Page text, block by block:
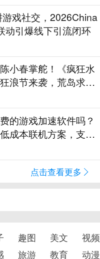
戏社交，2026China
动引爆线下引流闭环
小春掌舵！《疯狂水
浪节来袭，荒岛求生
的游戏加速软件吗？
成本联机方案，支持
点击查看更多
趣图 美文 视频
旅游 教育 动漫